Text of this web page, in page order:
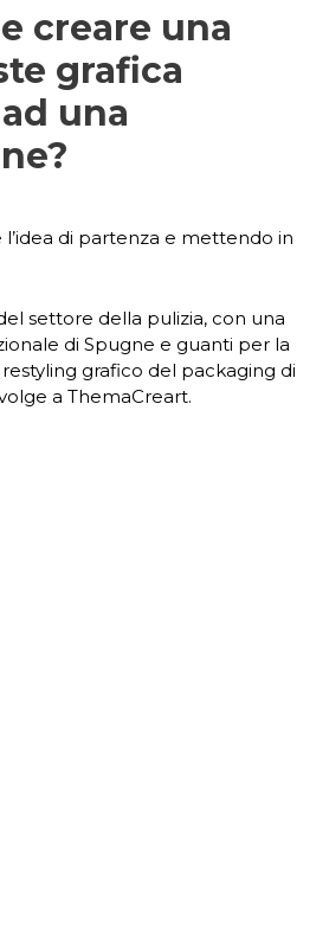
creare una
grafica
una
l’idea di partenza e mettendo in
settore della pulizia, con una
di Spugne e guanti per la
restyling grafico del packaging di
a ThemaCreart.